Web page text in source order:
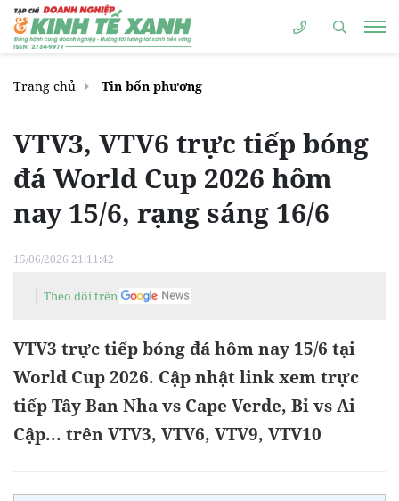
Trang chủ Tin bốn phương
VTV3, VTV6 trực tiếp bóng
đá World Cup 2026 hôm
nay 15/6, rạng sáng 16/6
15/06/2026 21:11:42
Theo dõi trên
VTV3 trực tiếp bóng đá hôm nay 15/6 tại
World Cup 2026. Cập nhật link xem trực
tiếp Tây Ban Nha vs Cape Verde, Bỉ vs Ai
Cập... trên VTV3, VTV6, VTV9, VTV10